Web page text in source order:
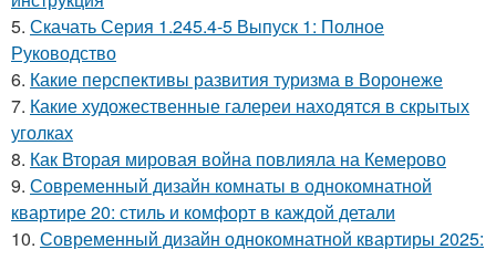
5. Скачать Серия 1.245.4-5 Выпуск 1: Полное
Руководство
6. Какие перспективы развития туризма в Воронеже
7. Какие художественные галереи находятся в скрытых
уголках
8. Как Вторая мировая война повлияла на Кемерово
9. Современный дизайн комнаты в однокомнатной
квартире 20: стиль и комфорт в каждой детали
10. Современный дизайн однокомнатной квартиры 2025: